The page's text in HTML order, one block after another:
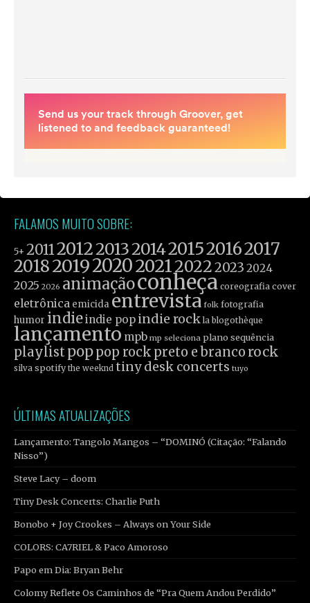
FALAMOS MUITO SOBRE:
5+ 2011201220132014201520162017
201820192020202120222023 2024
2025 2026 animaçãoconheça coreografia cover
eletrônica emicida entrevista folk fotografia
humor indieindie pop indie rock la blogothèque
lançamento mpb mp seleciona plano sequência
playlist poppop rock preto e branco rock
silva spotify the weeknd tiny desk concerts tuyo
ÚLTIMAS ATUALIZAÇÕES
Lançamento: Tangolo Mangos – “DOMINÓ (Citação: “Falando
Nisso”)
Steve Lacy – doom
Tiny Desk Concerts: Charlie Puth
Bonobo + Joy Crookes – Always on Your Side
COLORS: CA7RIEL & Paco Amoroso
Papo em Dia: Bryan Behr
Colomy Reflete Os Caminhos de “Pra Quem Andou Perdido”